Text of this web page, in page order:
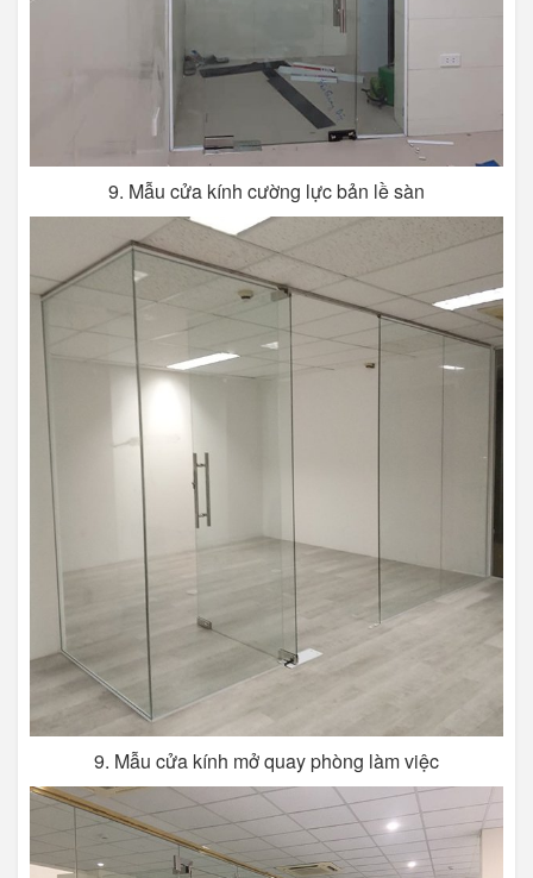
9. Mẫu cửa kính cường lực bản lề sàn
9. Mẫu cửa kính mở quay phòng làm việc